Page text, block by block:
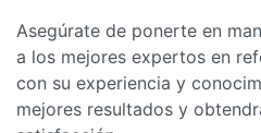
Asegúrate de ponerte en
a los mejores expertos en
con su experiencia y
mejores resultados y